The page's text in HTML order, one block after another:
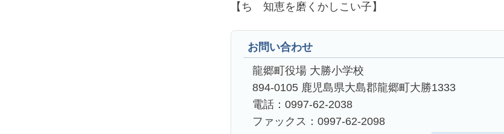
【ち 知恵を磨くかしこい子】
お問い合わせ
龍郷町役場 大勝小学校
894-0105 鹿児島県大島郡龍郷町大勝1333
電話：0997-62-2038
ファックス：0997-62-2098